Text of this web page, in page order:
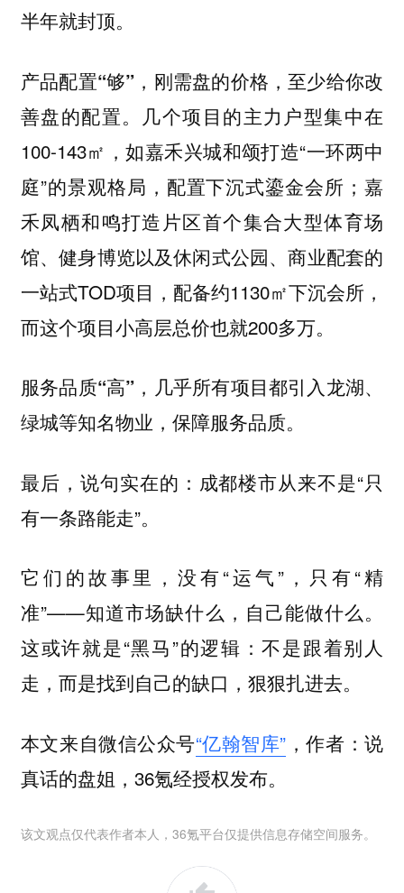
半年就封顶。
产品配置“够” ，刚需盘的价格，至少给你改
善盘的配置。几个项目的主力户型集中在
100-143㎡，如嘉禾兴城和颂打造“一环两中
庭”的景观格局，配置下沉式鎏金会所；嘉
禾凤栖和鸣打造片区首个集合大型体育场
馆、健身博览以及休闲式公园、商业配套的
一站式TOD项目，配备约1130㎡下沉会所，
而这个项目小高层总价也就200多万。
服务品质“高” ，几乎所有项目都引入龙湖、
绿城等知名物业，保障服务品质。
最后，说句实在的：成都楼市从来不是“只
有一条路能走”。
它们的故事里，没有“运气”，只有“精
准”——知道市场缺什么，自己能做什么。
这或许就是“黑马”的逻辑：不是跟着别人
走，而是找到自己的缺口，狠狠扎进去。
本文来自微信公众号“亿翰智库” ，作者：说
真话的盘姐，36氪经授权发布。
该文观点仅代表作者本人，36氪平台仅提供信息存储空间服务。